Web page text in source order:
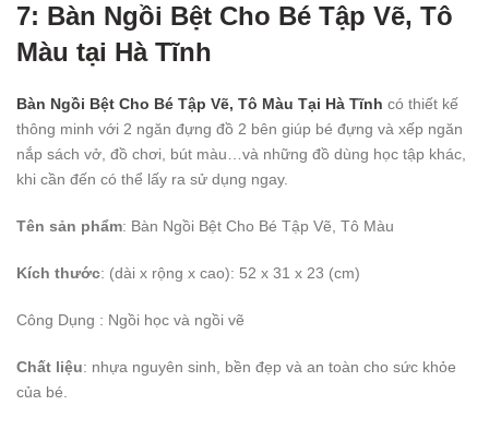
7: Bàn Ngồi Bệt Cho Bé Tập Vẽ, Tô
Màu tại Hà Tĩnh
Bàn Ngồi Bệt Cho Bé Tập Vẽ, Tô Màu Tại Hà Tĩnh có thiết kế
thông minh với 2 ngăn đựng đồ 2 bên giúp bé đựng và xếp ngăn
nắp sách vở, đồ chơi, bút màu…và những đồ dùng học tập khác,
khi cần đến có thể lấy ra sử dụng ngay.
Tên sản phẩm: Bàn Ngồi Bệt Cho Bé Tập Vẽ, Tô Màu
Kích thước: (dài x rộng x cao): 52 x 31 x 23 (cm)
Công Dụng : Ngồi học và ngồi vẽ
Chất liệu: nhựa nguyên sinh, bền đẹp và an toàn cho sức khỏe
của bé.